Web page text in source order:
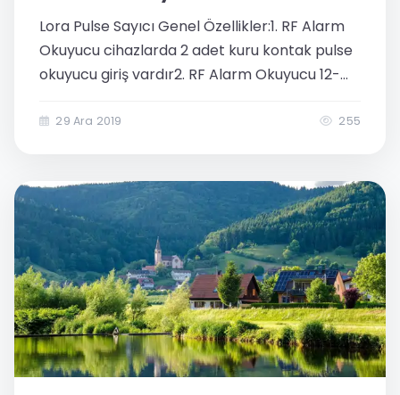
Lora Pulse Sayıcı Genel Özellikler:1. RF Alarm
Okuyucu cihazlarda 2 adet kuru kontak pulse
okuyucu giriş vardır2. RF Alarm Okuyucu 12-
Alarm Okuyucu oluşan alarmları sayar ve
29 Ara 2019 255